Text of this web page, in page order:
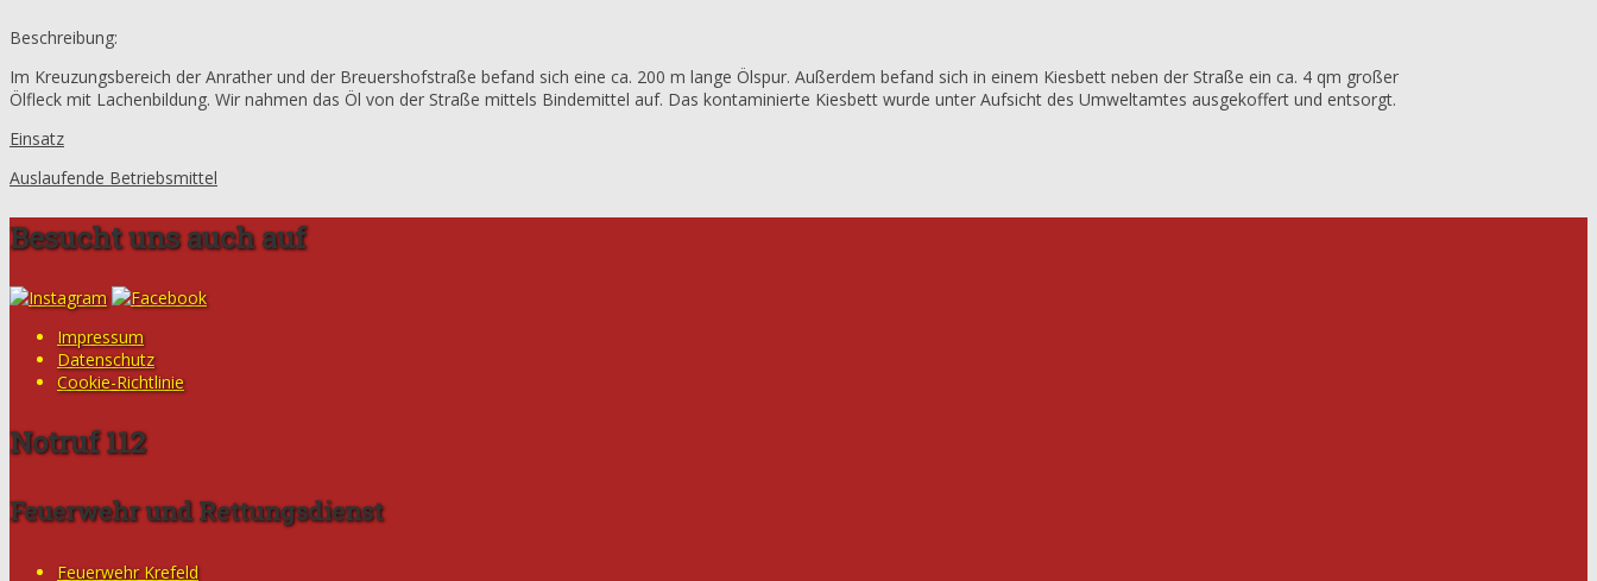
Beschreibung:
Im Kreuzungsbereich der Anrather und der Breuershofstraße befand sich eine ca. 200 m lange Ölspur. Außerdem befand sich in einem Kiesbett neben der Straße ein ca. 4 qm großer
Ölfleck mit Lachenbildung. Wir nahmen das Öl von der Straße mittels Bindemittel auf. Das kontaminierte Kiesbett wurde unter Aufsicht des Umweltamtes ausgekoffert und entsorgt.
Einsatz
Auslaufende Betriebsmittel
Besucht uns auch auf
Impressum
Datenschutz
Cookie-Richtlinie
Notruf 112
Feuerwehr und Rettungsdienst
Feuerwehr Krefeld